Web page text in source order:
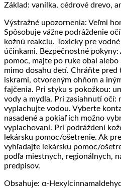
Základ: vanilka, cédrové drevo,
Výstražné upozornenia: Veľmi
Spôsobuje vážne podráždenie
kožnú reakciu. Toxicky pre
účinkami. Bezpečnostné
pomoc, majte po ruke obal
mimo dosahu detí. Chráňte
iskrami, otvoreným ohňom a
fajčenia. Pri styku s pokožkou:
vody a mydla. Pri zasiahnutí
vyplachujte vodou. Vyberte
nasadené a pokiaľ ich možno
vyplachovaní. Pri podráždení
lekársku pomoc/ošetrenie. Ak
vyhľadajte lekársku pomoc/
podľa miestnych, regionálnych,
predpisov.
Obsahuje: α-